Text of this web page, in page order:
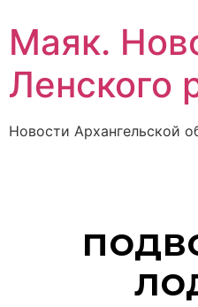
Маяк.
Ленского
Новости Архангельской